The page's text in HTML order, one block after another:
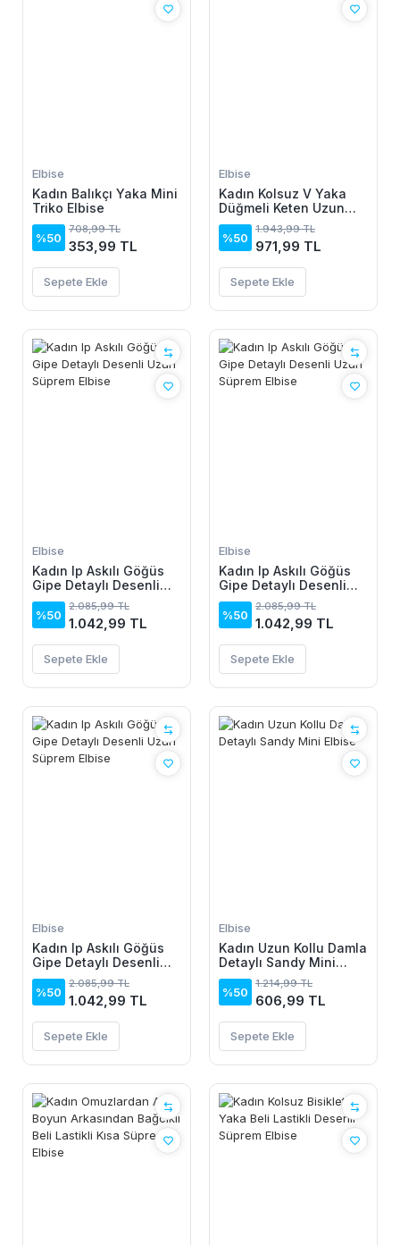
Elbise
Kadın Balıkçı Yaka Mini
Triko Elbise
%50
708,99 TL
353,99 TL
Sepete Ekle
Elbise
Kadın Kolsuz V Yaka
Düğmeli Keten Uzun
Elbise
%50
1.943,99 TL
971,99 TL
Sepete Ekle
Elbise
Kadın Ip Askılı Göğüs
Gipe Detaylı Desenli
Uzun Süprem Elbise
%50
2.085,99 TL
1.042,99 TL
Sepete Ekle
Elbise
Kadın Ip Askılı Göğüs
Gipe Detaylı Desenli
Uzun Süprem Elbise
%50
2.085,99 TL
1.042,99 TL
Sepete Ekle
Elbise
Kadın Ip Askılı Göğüs
Gipe Detaylı Desenli
Uzun Süprem Elbise
%50
2.085,99 TL
1.042,99 TL
Sepete Ekle
Elbise
Kadın Uzun Kollu Damla
Detaylı Sandy Mini
Elbise
%50
1.214,99 TL
606,99 TL
Sepete Ekle